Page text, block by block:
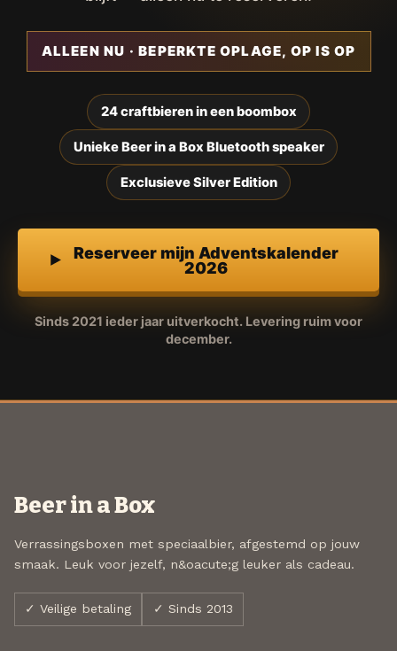
ALLEEN NU · BEPERKTE OPLAGE, OP IS OP
24 craftbieren in een boombox
Unieke Beer in a Box Bluetooth speaker
Exclusieve Silver Edition
Reserveer mijn Adventskalender
2026
Sinds 2021 ieder jaar uitverkocht. Levering ruim voor
december.
Beer in a Box
Verrassingsboxen met speciaalbier, afgestemd op jouw
smaak. Leuk voor jezelf, n&oacute;g leuker als cadeau.
✓ Veilige betaling ✓ Sinds 2013